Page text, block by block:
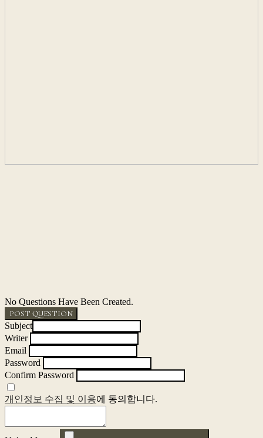
No Questions Have Been Created.
POST QUESTION
Subject
Writer
Email
Password
Confirm Password
개인정보 수집 및 이용에 동의합니다.